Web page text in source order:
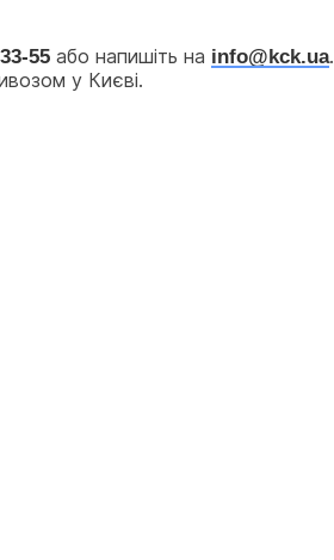
55 або напишіть на info@kck.ua.
у Києві.